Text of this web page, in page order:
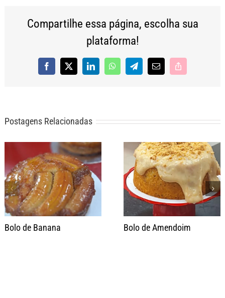
Compartilhe essa página, escolha sua
plataforma!
Facebook
X LinkedInWhatsAppTelegram
E-
Copy
Postagens Relacionadas
Bolo de Banana Bolo de Amendoim